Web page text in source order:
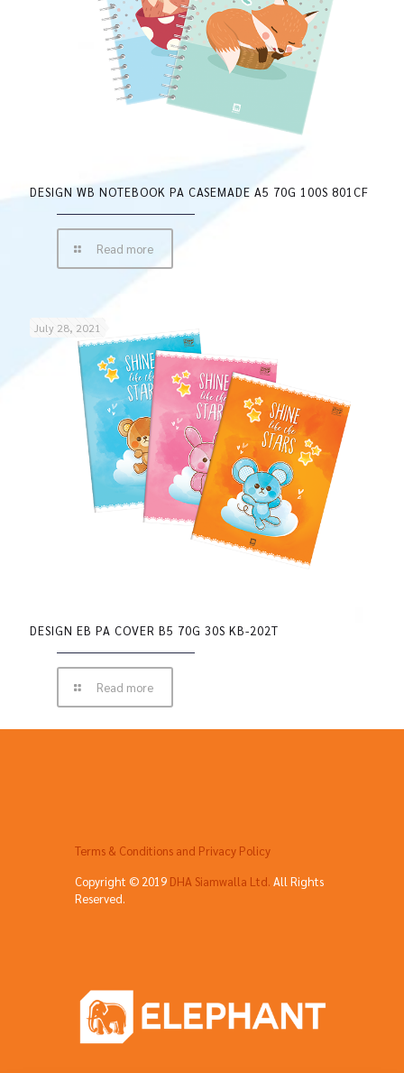
DESIGN WB NOTEBOOK PA CASEMADE A5 70G 100S 801CF
Read more
July 28, 2021
DESIGN EB PA COVER B5 70G 30S KB-202T
Read more
Terms & Conditions and Privacy Policy
Copyright © 2019 DHA Siamwalla Ltd. All Rights
Reserved.